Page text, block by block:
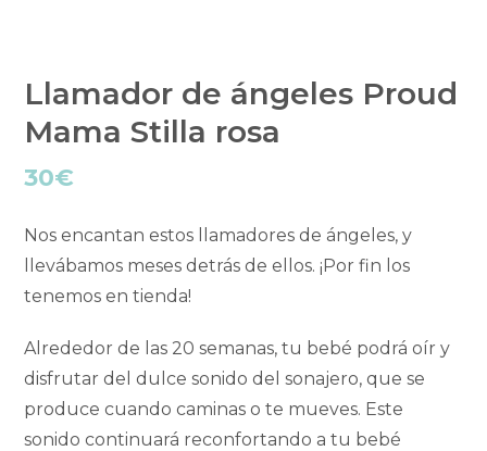
Llamador de ángeles Proud
Mama Stilla rosa
30€
Nos encantan estos llamadores de ángeles, y
llevábamos meses detrás de ellos. ¡Por fin los
tenemos en tienda!
Alrededor de las 20 semanas, tu bebé podrá oír y
disfrutar del dulce sonido del sonajero, que se
produce cuando caminas o te mueves. Este
sonido continuará reconfortando a tu bebé